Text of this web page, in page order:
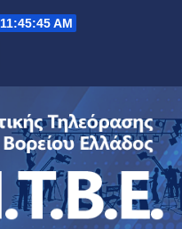
11:45:46 AM